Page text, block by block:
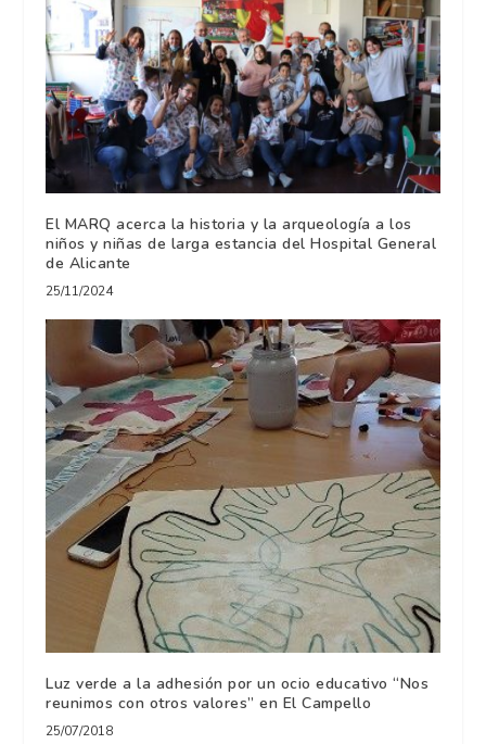
El MARQ acerca la historia y la arqueología a los
niños y niñas de larga estancia del Hospital General
de Alicante
25/11/2024
Luz verde a la adhesión por un ocio educativo “Nos
reunimos con otros valores” en El Campello
25/07/2018